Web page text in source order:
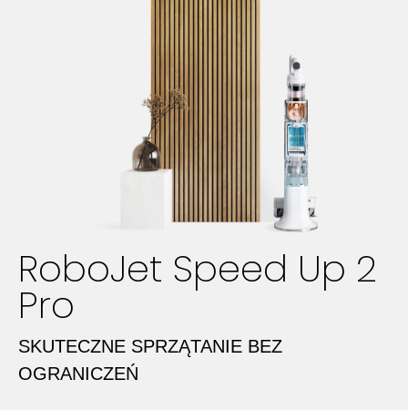
RoboJet Speed Up 2
Pro
SKUTECZNE SPRZĄTANIE BEZ
OGRANICZEŃ